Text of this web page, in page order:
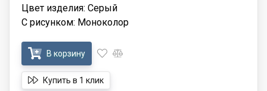
Цвет изделия: Серый
С рисунком: Моноколор
В корзину
Купить в 1 клик